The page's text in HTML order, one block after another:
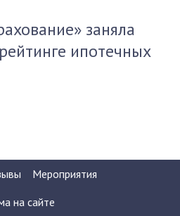
заняла
ипотечных
Мероприятия
на сайте